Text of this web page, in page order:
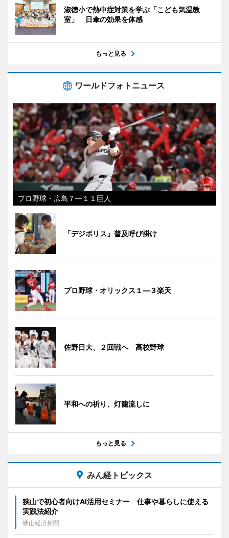
淑徳小で熱中症対策を学ぶ「こども気温教
室」 日傘の効果を体感
もっと見る
ワールドフォトニュース
プロ野球・広島７―１１巨人
「デジポリス」普及呼び掛け
プロ野球・オリックス１―３楽天
佐野日大、２回戦へ 高校野球
平和への祈り、灯籠流しに
もっと見る
みん経トピックス
狭山で初心者向けAI活用セミナー 仕事や暮らしに使える
実践法紹介
狭山経済新聞